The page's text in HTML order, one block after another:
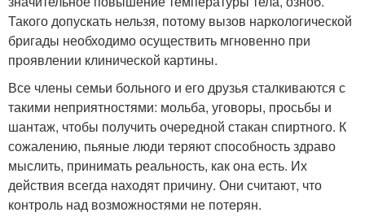
Такого допускать нельзя, потому вызов наркологической
бригады необходимо осуществить мгновенно при
проявлении клинической картины.
Все члены семьи больного и его друзья сталкиваются с
такими неприятностями: мольба, уговоры, просьбы и
шантаж, чтобы получить очередной стакан спиртного. К
сожалению, пьяные люди теряют способность здраво
мыслить, принимать реальность, как она есть. Их
действия всегда находят причину. Они считают, что
контроль над возможностями не потерян.